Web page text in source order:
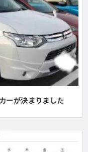
が決まりました